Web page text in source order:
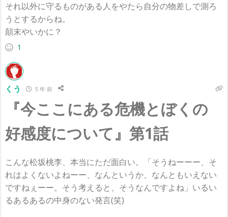
それ以外に守るものがある人をやたら自分の物差しで測ろ
うとするからね。
顛末やいかに？
1
くう 5 年 前
『今ここにある危機とぼくの
好感度について』第1話
こんな松坂桃李、本当にただ面白い。「そうねーーー、そ
れはよくないよねーー、なんというか、なんともいえない
ですねぇーー。そう考えると、そうなんですよね」いるい
るあるあるの中身のない発言(笑)